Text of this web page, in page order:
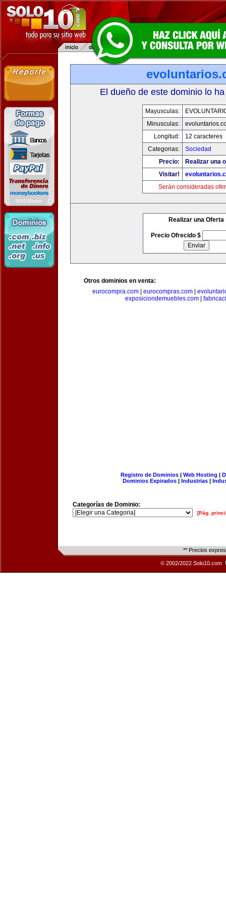
El dueño de este dominio lo
Mayusculas:
Minusculas:
Longitud:
12 caracteres
Categorias:
Sociedad
Precio:
Realizar una
Visitar!
Serán consideradas
Realizar una Oferta
Precio Ofrecido $
Otros dominios en venta:
eurocompra.com| eurocompras.com|
exposiciondemuebles.com|
Registro de Dominios| Web Hosting |
Dominios Expirados | Industrias |
Categorías de Dominio:
[Pág.
** Precios
© 2002/2022 Solo10.com